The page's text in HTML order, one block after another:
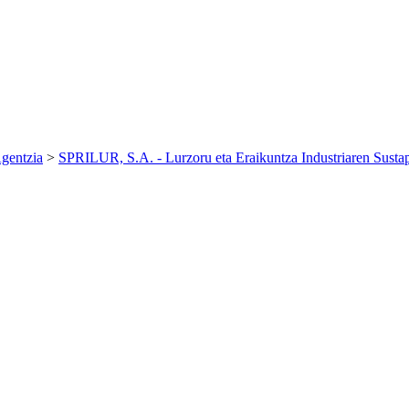
> SPRILUR, S.A. - Lurzoru eta Eraikuntza Industriaren